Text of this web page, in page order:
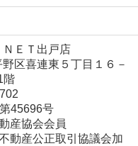
ＮＥＴ出戸店
区喜連東５丁目１６－
階
45696号
産協会会員
動産公正取引協議会加